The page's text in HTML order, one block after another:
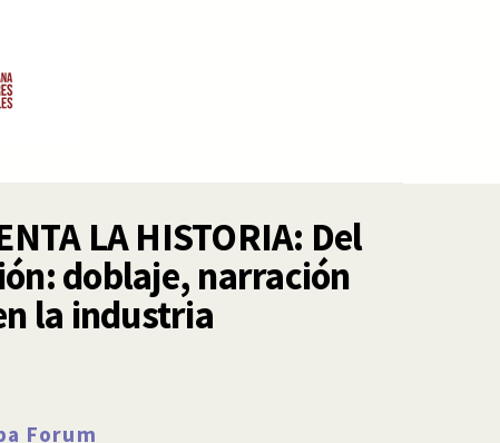
LA HISTORIA: Del
doblaje, narración
la industria
Forum